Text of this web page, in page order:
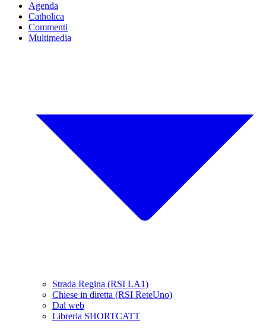
Agenda
Catholica
Commenti
Multimedia
Strada Regina (RSI LA1)
Chiese in diretta (RSI ReteUno)
Dal web
Libreria SHORTCATT